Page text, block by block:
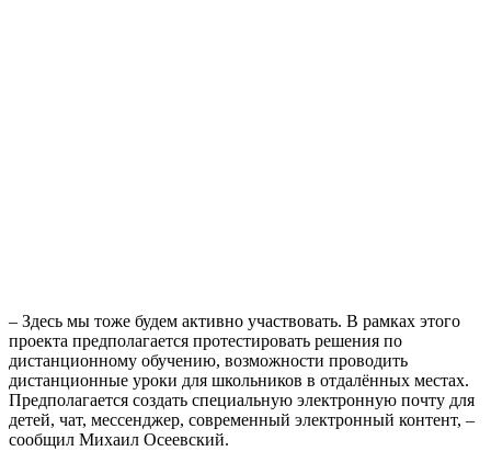
– Здесь мы тоже будем активно участвовать. В рамках этого
проекта предполагается протестировать решения по
дистанционному обучению, возможности проводить
дистанционные уроки для школьников в отдалённых местах.
Предполагается создать специальную электронную почту для
детей, чат, мессенджер, современный электронный контент, –
сообщил Михаил Осеевский.